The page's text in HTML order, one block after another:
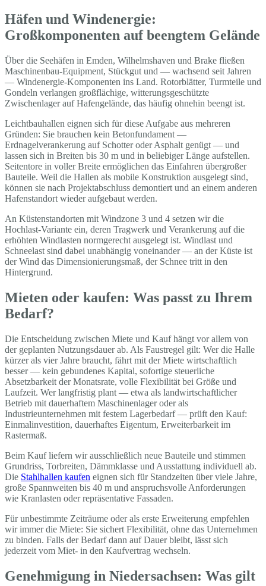
Häfen und Windenergie:
Großkomponenten auf beengtem Gelände
Über die Seehäfen in Emden, Wilhelmshaven und Brake fließen
Maschinenbau-Equipment, Stückgut und — wachsend seit Jahren
— Windenergie-Komponenten ins Land. Rotorblätter, Turmteile und
Gondeln verlangen großflächige, witterungsgeschützte
Zwischenlager auf Hafengelände, das häufig ohnehin beengt ist.
Leichtbauhallen eignen sich für diese Aufgabe aus mehreren
Gründen: Sie brauchen kein Betonfundament —
Erdnagelverankerung auf Schotter oder Asphalt genügt — und
lassen sich in Breiten bis 30 m und in beliebiger Länge aufstellen.
Seitentore in voller Breite ermöglichen das Einfahren übergroßer
Bauteile. Weil die Hallen als mobile Konstruktion ausgelegt sind,
können sie nach Projektabschluss demontiert und an einem anderen
Hafenstandort wieder aufgebaut werden.
An Küstenstandorten mit Windzone 3 und 4 setzen wir die
Hochlast-Variante ein, deren Tragwerk und Verankerung auf die
erhöhten Windlasten normgerecht ausgelegt ist. Windlast und
Schneelast sind dabei unabhängig voneinander — an der Küste ist
der Wind das Dimensionierungsmaß, der Schnee tritt in den
Hintergrund.
Mieten oder kaufen: Was passt zu Ihrem
Bedarf?
Die Entscheidung zwischen Miete und Kauf hängt vor allem von
der geplanten Nutzungsdauer ab. Als Faustregel gilt: Wer die Halle
kürzer als vier Jahre braucht, fährt mit der Miete wirtschaftlich
besser — kein gebundenes Kapital, sofortige steuerliche
Absetzbarkeit der Monatsrate, volle Flexibilität bei Größe und
Laufzeit. Wer langfristig plant — etwa als landwirtschaftlicher
Betrieb mit dauerhaftem Maschinenlager oder als
Industrieunternehmen mit festem Lagerbedarf — prüft den Kauf:
Einmalinvestition, dauerhaftes Eigentum, Erweiterbarkeit im
Rastermaß.
Beim Kauf liefern wir ausschließlich neue Bauteile und stimmen
Grundriss, Torbreiten, Dämmklasse und Ausstattung individuell ab.
Die Stahlhallen kaufen eignen sich für Standzeiten über viele Jahre,
große Spannweiten bis 40 m und anspruchsvolle Anforderungen
wie Kranlasten oder repräsentative Fassaden.
Für unbestimmte Zeiträume oder als erste Erweiterung empfehlen
wir immer die Miete: Sie sichert Flexibilität, ohne das Unternehmen
zu binden. Falls der Bedarf dann auf Dauer bleibt, lässt sich
jederzeit vom Miet- in den Kaufvertrag wechseln.
Genehmigung in Niedersachsen: Was gilt